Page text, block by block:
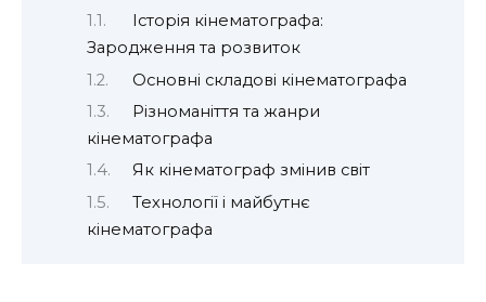
Історія кінематографа:
Зародження та розвиток
Основні складові кінематографа
Різноманіття та жанри
кінематографа
Як кінематограф змінив світ
Технології і майбутнє
кінематографа